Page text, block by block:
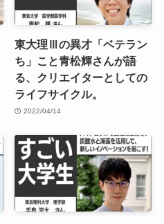
東大理Ⅲの異才「ベテラン
ち」こと青松輝さんが語
る、クリエイターとしての
ライフサイクル。
2022/04/14